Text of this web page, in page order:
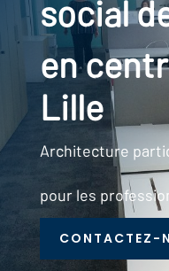
social
en
Lille
Architecture
pour les
CONTACTEZ-